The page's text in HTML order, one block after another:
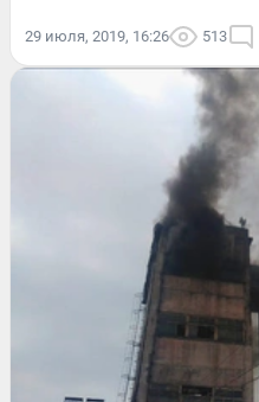
29 июля, 2019, 16:26 513